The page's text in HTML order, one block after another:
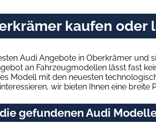
kaufen oder
Audi Angebote in Oberkrämer und
an Fahrzeugmodellen lässt fast
Modell mit den neuesten
wir bieten Ihnen eine breite
gefundenen Audi